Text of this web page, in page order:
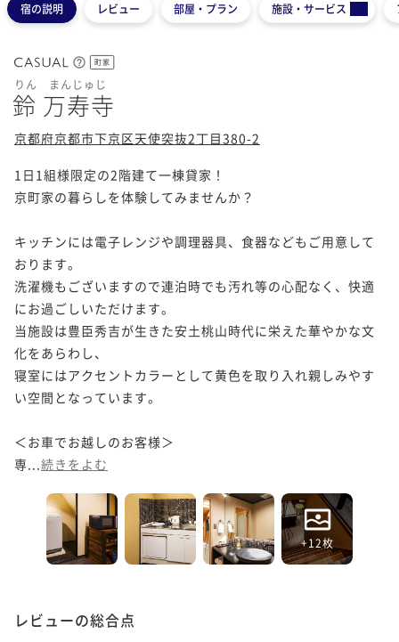
宿の説明 レビュー 部屋・プラン 施設・サービス
町家
りん まんじゅじ
鈴 万寿寺
京都府京都市下京区天使突抜2丁目380-2
1日1組様限定の2階建て一棟貸家！
京町家の暮らしを体験してみませんか？
キッチンには電子レンジや調理器具、食器などもご用意して
おります。
洗濯機もございますので連泊時でも汚れ等の心配なく、快適
にお過ごしいただけます。
当施設は豊臣秀吉が生きた安土桃山時代に栄えた華やかな文
化をあらわし、
寝室にはアクセントカラーとして黄色を取り入れ親しみやす
い空間となっています。
＜お車でお越しのお客様＞
専... 続きをよむ
+12枚
レビューの総合点